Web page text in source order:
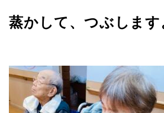
蒸かして、つぶします